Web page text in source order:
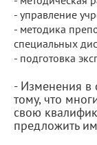
- управление
- методика
специальных
- подготовка
- Изменения в
тому, что
свою
предложить